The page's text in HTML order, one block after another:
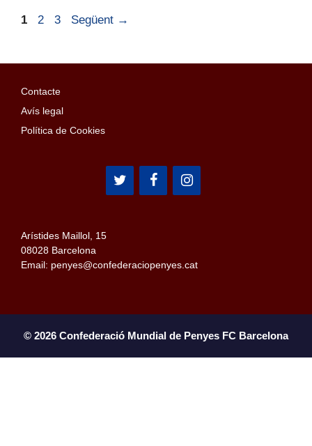
1 2 3 Següent →
Contacte
Avís legal
Política de Cookies
Arístides Maillol, 15
08028 Barcelona
Email: penyes@confederaciopenyes.cat
© 2026 Confederació Mundial de Penyes FC Barcelona